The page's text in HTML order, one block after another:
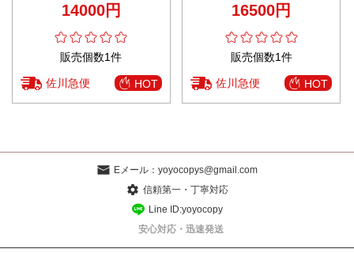
やすい ホワイト14000円
販売個数1件
佐川急便 HOT
16500円
販売個数1件
佐川急便 HOT
Eメール： yoyocopys@gmail.com
信頼第一・丁寧対応
Line ID:yoyocopy
安心対応・迅速発送